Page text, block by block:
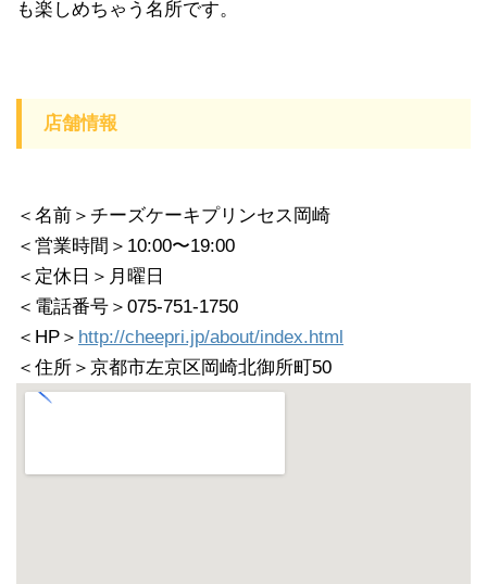
も楽しめちゃう名所です。
店舗情報
＜名前＞チーズケーキプリンセス岡崎
＜営業時間＞10:00〜19:00
＜定休日＞月曜日
＜電話番号＞075-751-1750
＜HP＞ http://cheepri.jp/about/index.html
＜住所＞京都市左京区岡崎北御所町50